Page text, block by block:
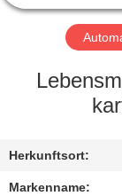
FABRIK
TOUR
KONTAKT
Herkunftsort:
Markenname: